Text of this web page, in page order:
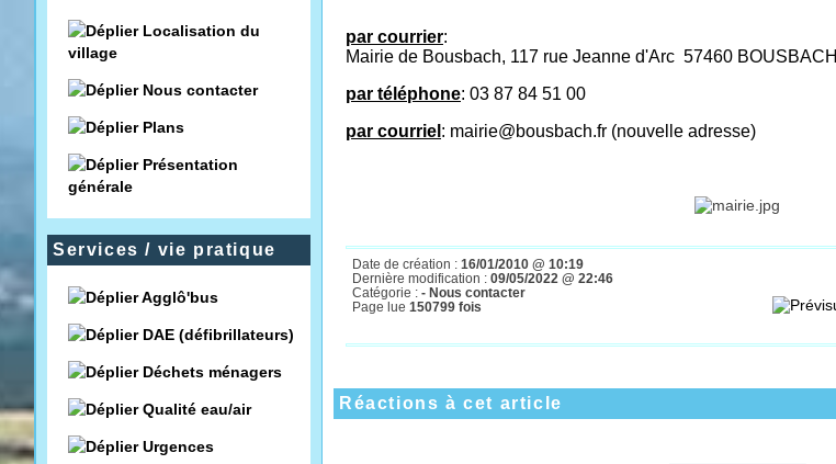
Localisation du
village
Nous contacter
Plans
Présentation
générale
Services / vie pratique
Agglô'bus
DAE (défibrillateurs)
Déchets ménagers
Qualité eau/air
Urgences
par courrier:
Mairie de Bousbach, 117 rue Jeanne d'Arc 57460 BOUSBACH
par téléphone: 03 87 84 51 00
par courriel : mairie@bousbach.fr (nouvelle adresse)
Date de création : 16/01/2010 @ 10:19
Dernière modification : 09/05/2022 @ 22:46
Catégorie : - Nous contacter
Page lue 150799 fois
Réactions à cet article